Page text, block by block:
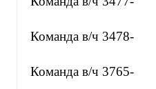
Команда в/ч 3478-
Команда в/ч 3765-